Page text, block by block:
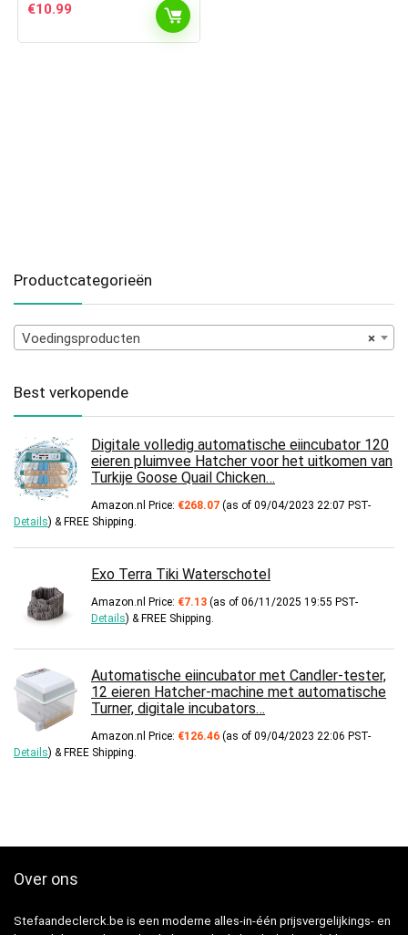
€10.99
Productcategorieën
×
Voedingsproducten
Best verkopende
Digitale volledig automatische eiincubator 120
eieren pluimvee Hatcher voor het uitkomen van
Turkije Goose Quail Chicken…
Amazon.nl Price: €268.07 (as of 09/04/2023 22:07 PST-
Details) & FREE Shipping.
Exo Terra Tiki Waterschotel
Amazon.nl Price: €7.13 (as of 06/11/2025 19:55 PST-
Details) & FREE Shipping.
Automatische eiincubator met Candler-tester,
12 eieren Hatcher-machine met automatische
Turner, digitale incubators…
Amazon.nl Price: €126.46 (as of 09/04/2023 22:06 PST-
Details) & FREE Shipping.
Over ons
Stefaandeclerck.be is een moderne alles-in-één prijsvergelijkings- en